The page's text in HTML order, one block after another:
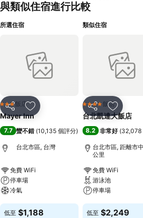
與類似住宿進行比較
所選住宿
分享 加入我的最愛
3 星級飯店
Mayer Inn
7.7 蠻不錯 (10,135 個評分)
台北市區, 台灣
免費 WiFi
停車場
冷氣
查看價格
低至 $1,188
類似住宿
分享 加入我的
4 星級 飯店
台北凱達大飯店
8.2 非常好 (32,078
台北市區, 距離市
公里
免費 WiFi
游泳池
停車場
查看價格
低至 $2,249